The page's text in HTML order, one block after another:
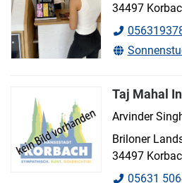
34497
Taj Mahal
Arvinder
Briloner
34497
05631